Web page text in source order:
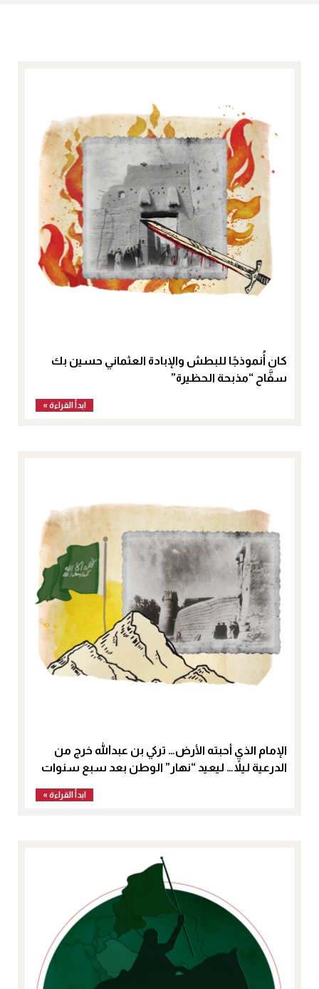
كان أُنموذجًا للبطش والإبادة العثماني حسين بك
سفَّاح “مذبحة الحظيرة”
ابدأ القراءة »
الإمام الذي أحبته الأرض… تركي بن عبدالله خرج من
الدرعية ليلاً… ليعيد “نهار” الوطن بعد سبع سنوات
ابدأ القراءة »